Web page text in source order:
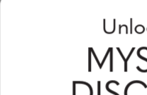
Bitte geben Sie Ihre E-